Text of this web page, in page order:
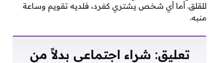
للقلق. أما أي شخص يشتري كفرد، فلديه تقويم وساعة
منبه.
تعليق: شراء اجتماعي بدلاً من